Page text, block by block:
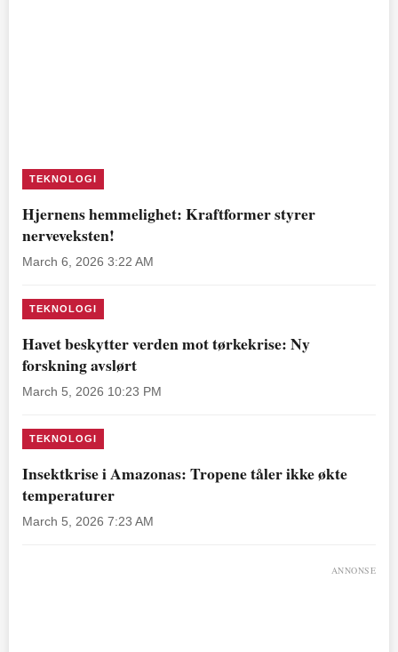
TEKNOLOGI
Hjernens hemmelighet: Kraftformer styrer
nerveveksten!
March 6, 2026 3:22 AM
TEKNOLOGI
Havet beskytter verden mot tørkekrise: Ny
forskning avslørt
March 5, 2026 10:23 PM
TEKNOLOGI
Insektkrise i Amazonas: Tropene tåler ikke økte
temperaturer
March 5, 2026 7:23 AM
ANNONSE